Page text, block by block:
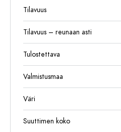
Tilavuus
Tilavuus – reunaan asti
Tulostettava
Valmistusmaa
Väri
Suuttimen koko